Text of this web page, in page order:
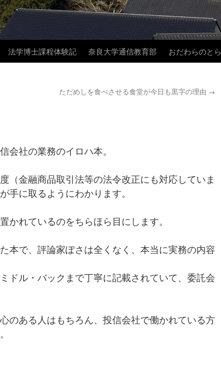
法学博士課程体験記 奈良大学通信教育部 おだわらのとら
ただめしを食べさせる食堂が今日も黒字の理由 →
会社の業務のイロハ本。
（金融商品取引法等の法令改正にも対応していま
手に取るようにわかります。
かれているのをちらほら目にします。
本で、評論家ぽさは全くなく、本当に実務の内容
ドル・バックまで丁寧に記載されていて、委託会
のある人はもちろん、投信会社で働かれている方